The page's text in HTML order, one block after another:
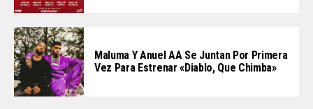
Maluma Y Anuel AA Se Juntan Por Primera
Vez Para Estrenar «Diablo, Que Chimba»